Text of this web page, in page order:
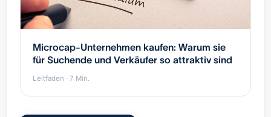
Microcap-Unternehmen kaufen: Warum sie
für Suchende und Verkäufer so attraktiv sind
Leitfaden · 7 Min.